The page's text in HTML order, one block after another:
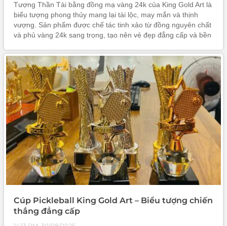
Tượng Thần Tài bằng đồng mạ vàng 24k của King Gold Art là
biểu tượng phong thủy mang lại tài lộc, may mắn và thịnh
vượng. Sản phẩm được chế tác tinh xảo từ đồng nguyên chất
và phủ vàng 24k sang trọng, tạo nên vẻ đẹp đẳng cấp và bền
hợp trưng bày trong nhà hoặc cửa hàng kinh doanh nhằm thu
hút vượng khí và tài vận.
Cúp Pickleball King Gold Art – Biểu tượng chiến
thắng đẳng cấp